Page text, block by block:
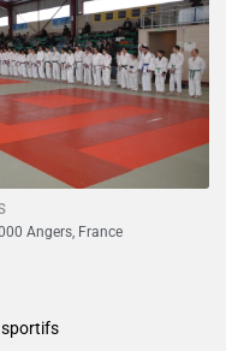
Angers, France
sportifs